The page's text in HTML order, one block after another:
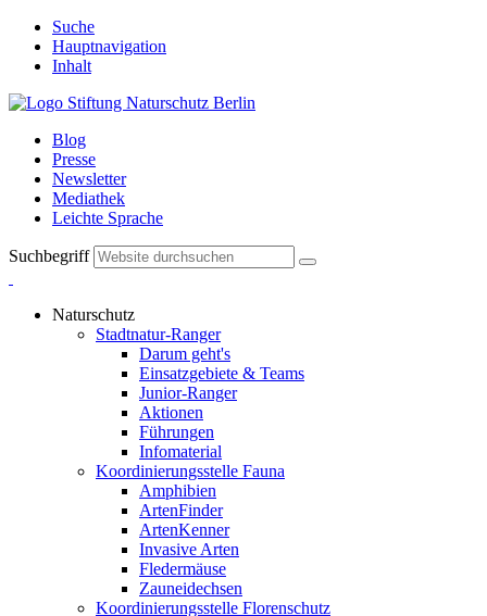
Suche
Hauptnavigation
Inhalt
Blog
Presse
Newsletter
Mediathek
Leichte Sprache
Suchbegriff
Naturschutz
Stadtnatur-Ranger
Darum geht's
Einsatzgebiete & Teams
Junior-Ranger
Aktionen
Führungen
Infomaterial
Koordinierungsstelle Fauna
Amphibien
ArtenFinder
ArtenKenner
Invasive Arten
Fledermäuse
Zauneidechsen
Koordinierungsstelle Florenschutz